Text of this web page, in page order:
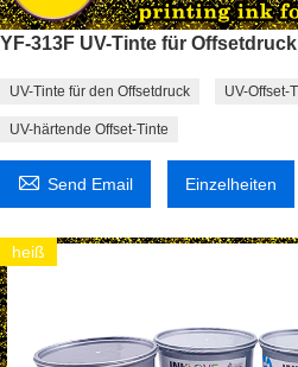
YF-313F UV-Tinte für
UV-Tinte für den Offsetdruck UV-Offset-
UV-härtende Offset-Tinte
 Send Email Einzelheiten
heiß